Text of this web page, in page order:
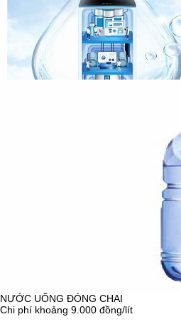
Đạt chuẩn Quốc gia nước uống trực
Vượt qua mọi quy trình kiểm tra
chứng nhận cao nhất về chất
chuẩn Quốc gia nước về
1:2010/BYT được cấp bởi Viện
NƯỚC UỐNG ĐÓNG CHAI
Chi phí khoảng 9.000 đồng/lít